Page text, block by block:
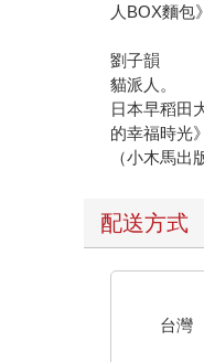
人BOX麵包
劉子韻
貓派人。
日本早稻田
的幸福時光
（小木馬
配送方式
台灣